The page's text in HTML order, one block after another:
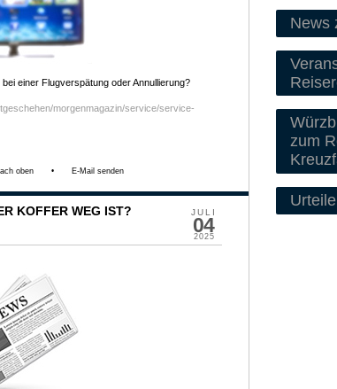
einer Flugverspätung oder Annullierung?
morgenmagazin/service/service-
oben • E-Mail senden
JULI
04
2025
KOFFER WEG IST?
News
zum
Urteile